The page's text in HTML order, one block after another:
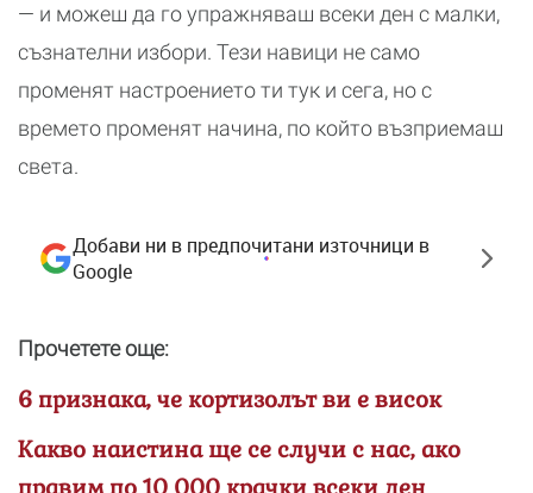
— и можеш да го упражняваш всеки ден с малки,
съзнателни избори. Тези навици не само
променят настроението ти тук и сега, но с
времето променят начина, по който възприемаш
света.
Добави ни в предпочитани източници в
Google
Прочетете още:
6 признака, че кортизолът ви е висок
Какво наистина ще се случи с нас, ако